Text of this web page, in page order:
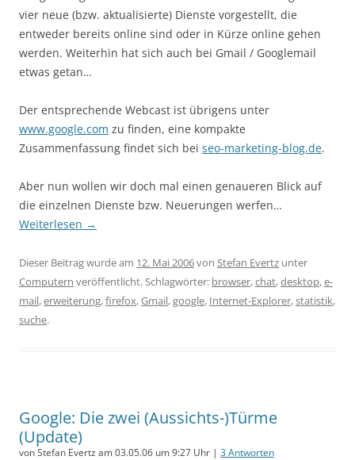
vier neue (bzw. aktualisierte) Dienste vorgestellt, die
entweder bereits online sind oder in Kürze online gehen
werden. Weiterhin hat sich auch bei Gmail / Googlemail
etwas getan…
Der entsprechende Webcast ist übrigens unter
www.google.com zu finden, eine kompakte
Zusammenfassung findet sich bei seo-marketing-blog.de.
Aber nun wollen wir doch mal einen genaueren Blick auf
die einzelnen Dienste bzw. Neuerungen werfen…
Weiterlesen →
Dieser Beitrag wurde am 12. Mai 2006von Stefan Evertz unter
Computern veröffentlicht. Schlagwörter: browser,chat,desktop,e-
mail,erweiterung,firefox,Gmail,google, Internet-Explorer,statistik,
suche.
Google: Die zwei (Aussichts-)Türme
(Update)
von Stefan Evertz am 03.05.06 um 9:27 Uhr | 3 Antworten